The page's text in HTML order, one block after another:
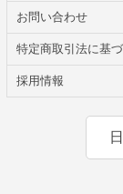
お問い合わせ
特定商取引法に基
採用情報